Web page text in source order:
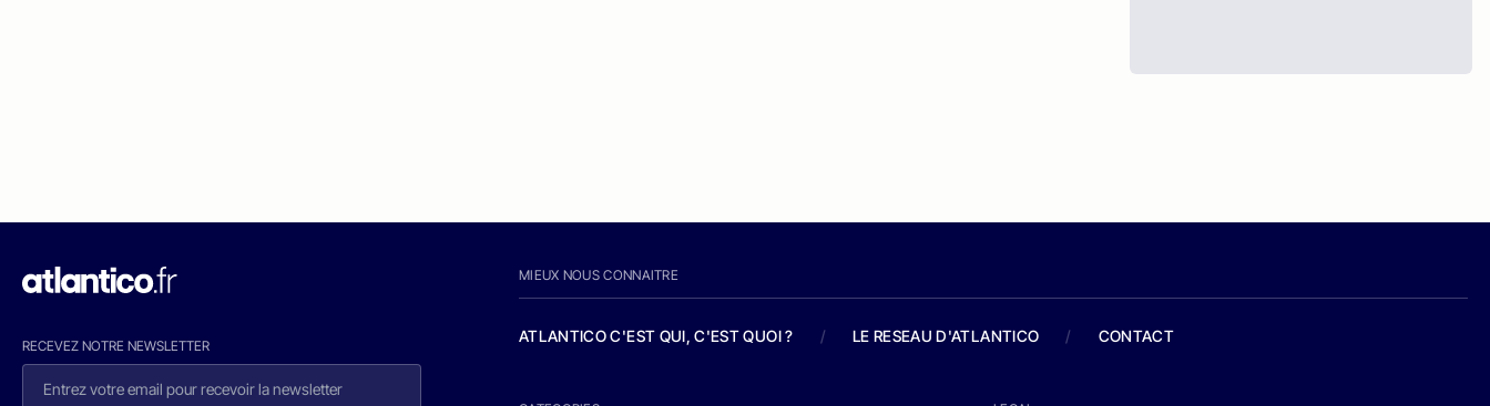
RECEVEZ NOTRE NEWSLETTER
MIEUX NOUS CONNAITRE
ATLANTICO C'EST QUI, C'EST QUOI ? / LE RESEAU D'ATLANTICO / CONTACT